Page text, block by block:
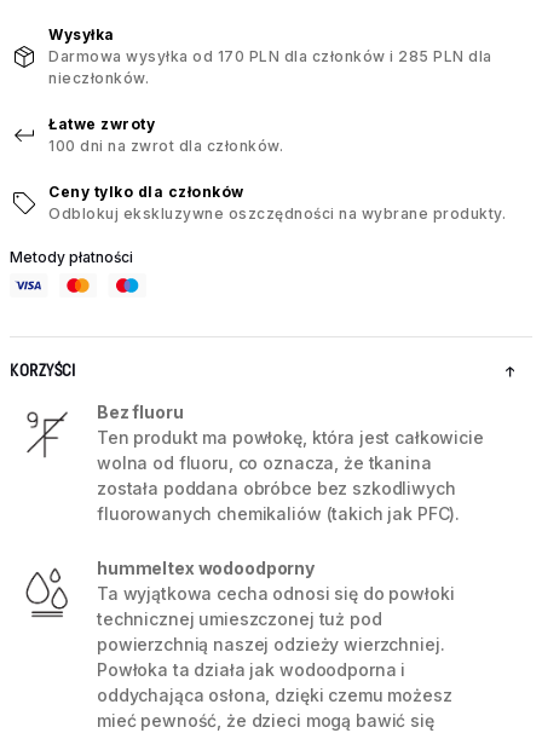
Wysyłka
Darmowa wysyłka od 170 PLN dla członków i 285 PLN dla
nieczłonków.
Łatwe zwroty
100 dni na zwrot dla członków.
Ceny tylko dla członków
Odblokuj ekskluzywne oszczędności na wybrane produkty.
Metody płatności
KORZYŚCI
Bez fluoru
Ten produkt ma powłokę, która jest całkowicie
wolna od fluoru, co oznacza, że tkanina
została poddana obróbce bez szkodliwych
fluorowanych chemikaliów (takich jak PFC).
hummeltex wodoodporny
Ta wyjątkowa cecha odnosi się do powłoki
technicznej umieszczonej tuż pod
powierzchnią naszej odzieży wierzchniej.
Powłoka ta działa jak wodoodporna i
oddychająca osłona, dzięki czemu możesz
mieć pewność, że dzieci mogą bawić się